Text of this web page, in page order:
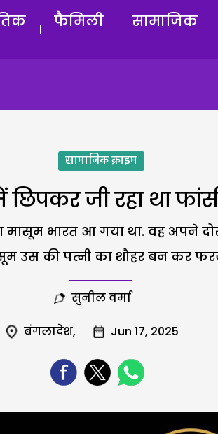
फैमिली सामाजिक
सामाजिक क्राइम
जी रहा था
मासूम भारत आ गया था. वह अपने
उस की पत्नी का शौहर बन कर
सुनील वर्मा
बंगलादेश, Jun 17, 2025